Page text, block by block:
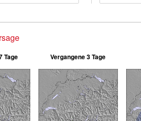
Tage Vergangene 3 Tage